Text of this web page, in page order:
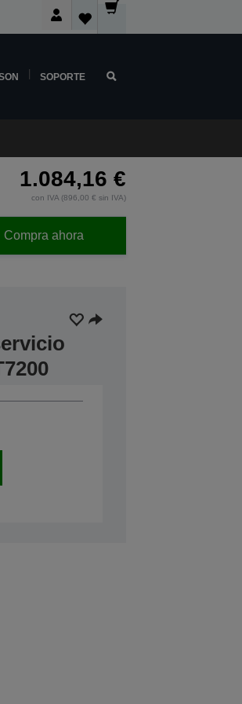
SOPORTE
1.084,16 €
con IVA (896,00 € sin IVA)
Compra ahora